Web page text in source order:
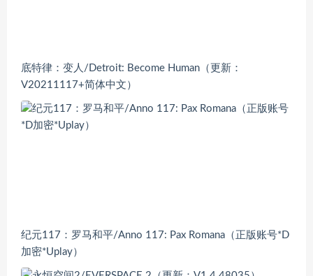
底特律：变人/Detroit: Become Human（更新：
V20211117+简体中文）
纪元117：罗马和平/Anno 117: Pax Romana（正版账号*D
加密*Uplay）